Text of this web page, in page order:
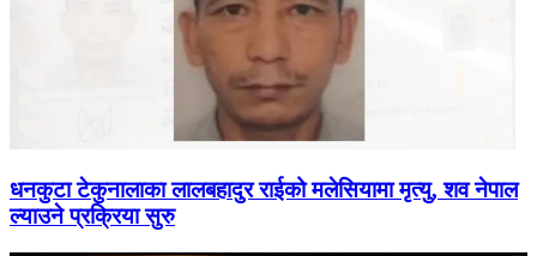
धनकुटा टेकुनालाका लालबहादुर राईको मलेसियामा मृत्यु, शव नेपाल
ल्याउने प्रक्रिया सुरु